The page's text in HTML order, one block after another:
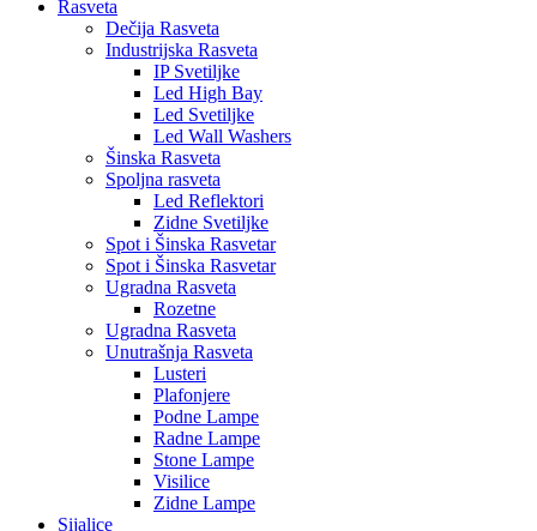
Rasveta
Dečija Rasveta
Industrijska Rasveta
IP Svetiljke
Led High Bay
Led Svetiljke
Led Wall Washers
Šinska Rasveta
Spoljna rasveta
Led Reflektori
Zidne Svetiljke
Spot i Šinska Rasvetar
Spot i Šinska Rasvetar
Ugradna Rasveta
Rozetne
Ugradna Rasveta
Unutrašnja Rasveta
Lusteri
Plafonjere
Podne Lampe
Radne Lampe
Stone Lampe
Visilice
Zidne Lampe
Sijalice